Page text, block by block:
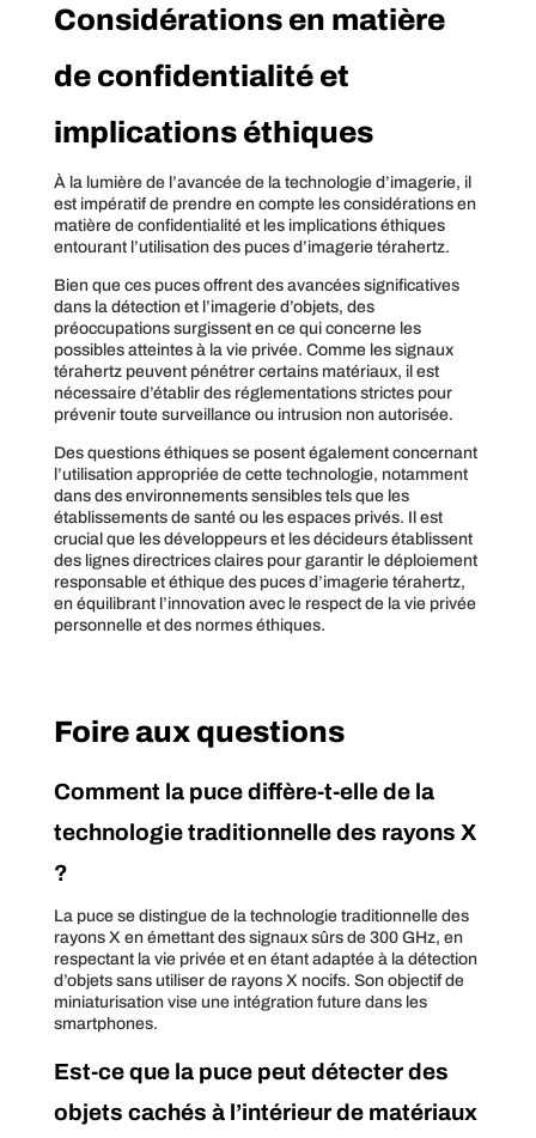
Considérations en matière
de confidentialité et
implications éthiques
À la lumière de l’avancée de la technologie d’imagerie, il
est impératif de prendre en compte les considérations en
matière de confidentialité et les implications éthiques
entourant l’utilisation des puces d’imagerie térahertz.
Bien que ces puces offrent des avancées significatives
dans la détection et l’imagerie d’objets, des
préoccupations surgissent en ce qui concerne les
possibles atteintes à la vie privée. Comme les signaux
térahertz peuvent pénétrer certains matériaux, il est
nécessaire d’établir des réglementations strictes pour
prévenir toute surveillance ou intrusion non autorisée.
Des questions éthiques se posent également concernant
l’utilisation appropriée de cette technologie, notamment
dans des environnements sensibles tels que les
établissements de santé ou les espaces privés. Il est
crucial que les développeurs et les décideurs établissent
des lignes directrices claires pour garantir le déploiement
responsable et éthique des puces d’imagerie térahertz,
en équilibrant l’innovation avec le respect de la vie privée
personnelle et des normes éthiques.
Foire aux questions
Comment la puce diffère-t-elle de la
technologie traditionnelle des rayons X
?
La puce se distingue de la technologie traditionnelle des
rayons X en émettant des signaux sûrs de 300 GHz, en
respectant la vie privée et en étant adaptée à la détection
d’objets sans utiliser de rayons X nocifs. Son objectif de
miniaturisation vise une intégration future dans les
smartphones.
Est-ce que la puce peut détecter des
objets cachés à l’intérieur de matériaux